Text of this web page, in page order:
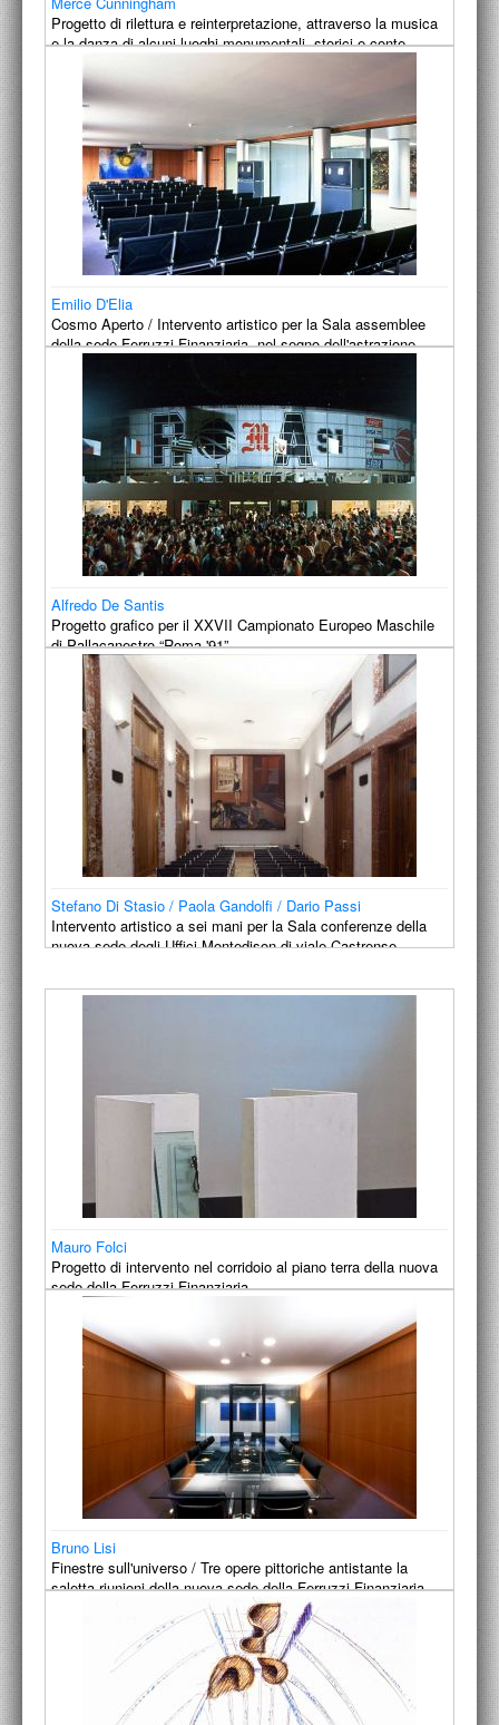
Progetto di rilettura e reinterpretazione, attraverso la musica
e la danza di alcuni luoghi monumentali, storici e conte…
Emilio D'Elia
Cosmo Aperto / Intervento artistico per la Sala assemblee
della sede Ferruzzi Finanziaria, nel segno dell'astrazione
Alfredo De Santis
Progetto grafico per il XXVII Campionato Europeo Maschile
di Pallacanestro “Roma '91”
Stefano Di Stasio / Paola Gandolfi / Dario Passi
Intervento artistico a sei mani per la Sala conferenze della
nuova sede degli Uffici Montedison di viale Castrense,
1991
Mauro Folci
Progetto di intervento nel corridoio al piano terra della nuova
sede della Ferruzzi Finanziaria.
Bruno Lisi
Finestre sull'universo / Tre opere pittoriche antistante la
saletta riunioni della nuova sede della Ferruzzi Finanziaria…